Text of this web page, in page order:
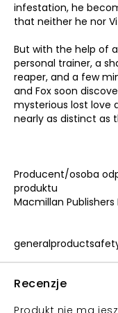
infestation, he
that neither he nor
But with the help of
personal trainer, a
reaper, and a few
and Fox soon
mysterious lost love
nearly as distinct as
Producent/osoba
produktu
Macmillan
Recenzje
Produkt nie ma